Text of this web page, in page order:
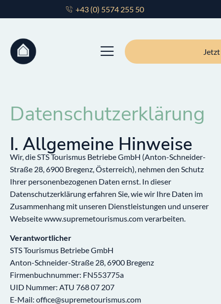
+43 (0) 5574 255 50
Datenschutzerklärung
I. Allgemeine Hinweise
Wir, die STS Tourismus Betriebe GmbH (Anton-Schneider-
Straße 28, 6900 Bregenz, Österreich), nehmen den Schutz
Ihrer personenbezogenen Daten ernst. In dieser
Datenschutzerklärung erfahren Sie, wie wir Ihre Daten im
Zusammenhang mit unseren Dienstleistungen und unserer
Webseitewww.supremetourismus.comverarbeiten.
Verantwortlicher
STS Tourismus Betriebe GmbH
Anton-Schneider-Straße 28, 6900 Bregenz
Firmenbuchnummer: FN553775a
UID Nummer: ATU 768 07 207
E-Mail: office@supremetourismus.com